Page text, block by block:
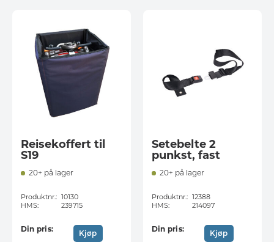
Reisekoffert til
S19
20+ på lager
Produktnr.: 10130
HMS:
239715
Din pris: Kjøp
Setebelte 2
punkst, fast
20+ på lager
Produktnr.: 12388
HMS:
214097
Din pris: Kjøp